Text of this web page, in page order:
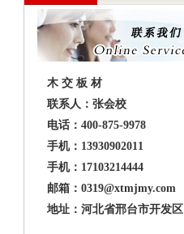
木 交 板 材
联系人：张会校
电话：400-875-9978
手机：13930902011
手机：17103214444
邮箱：0319@xtmjmy.com
地址：河北省邢台市开发区